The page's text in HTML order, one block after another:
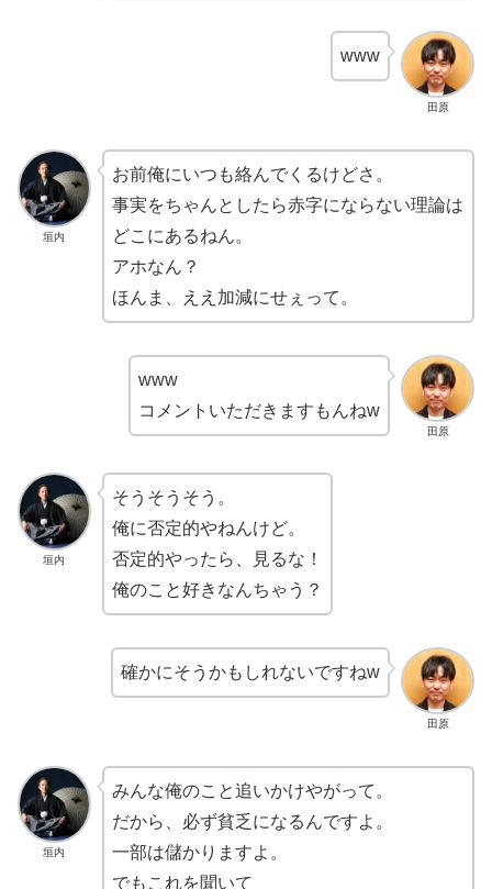
田原
www
垣内
お前俺にいつも絡んでくるけどさ。
事実をちゃんとしたら赤字にならない理論は
どこにあるねん。
アホなん？
ほんま、ええ加減にせぇって。
田原
www
コメントいただきますもんねw
垣内
そうそうそう。
俺に否定的やねんけど。
否定的やったら、見るな！
俺のこと好きなんちゃう？
田原
確かにそうかもしれないですねw
垣内
みんな俺のこと追いかけやがって。
だから、必ず貧乏になるんですよ。
一部は儲かりますよ。
でもこれを聞いて